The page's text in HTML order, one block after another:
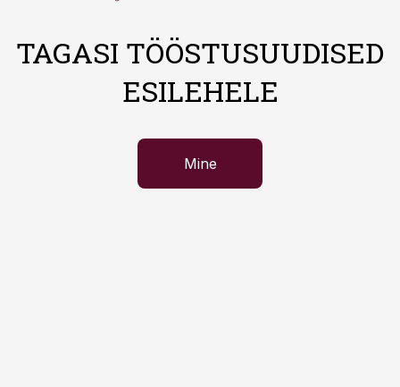
TAGASI TÖÖSTUSUUDISED
ESILEHELE
Mine